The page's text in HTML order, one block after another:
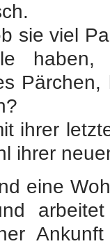
sie viel
haben,
ihrer
ihrer
eine